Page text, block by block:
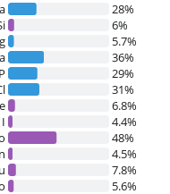
28%
6%
5.7%
36%
P
29%
31%
6.8%
I
4.4%
48%
4.5%
7.8%
5.6%